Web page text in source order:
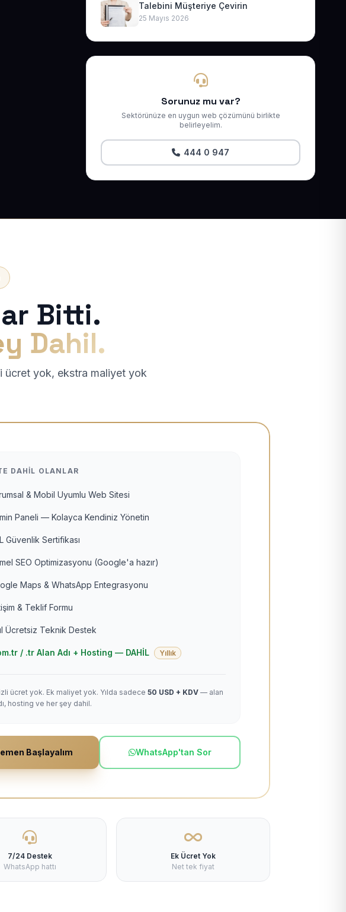
Talebini Müşteriye Çevirin
25 Mayıs 2026
Sorunuz mu var?
Sektörünüze en uygun web çözümünü birlikte
belirleyelim.
444 0 947
Bitti.
Dahil.
ücret yok, ekstra maliyet yok
DAHIL OLANLAR
& Mobil Uyumlu Web Sitesi
Paneli — Kolayca Kendiniz Yönetin
Güvenlik Sertifikası
SEO Optimizasyonu (Google'a hazır)
Maps & WhatsApp Entegrasyonu
& Teklif Formu
Ücretsiz Teknik Destek
/ .tr Alan Adı + Hosting — DAHİL Yıllık
ücret yok. Ek maliyet yok. Yılda sadece 50 USD + KDV — alan
hosting ve her şey dahil.
Başlayalım WhatsApp'tan Sor
7/24 Destek
WhatsApp hattı
Ek Ücret Yok
Net tek fiyat